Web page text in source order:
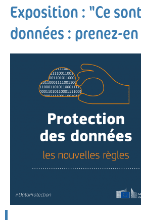
Exposition : "Ce
données : prenez-